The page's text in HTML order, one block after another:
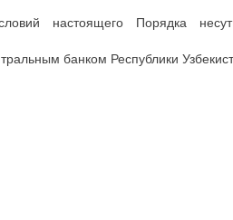
настоящего Порядка несут
банком Республики
А. Я.